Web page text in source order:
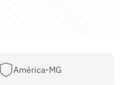
América-MG